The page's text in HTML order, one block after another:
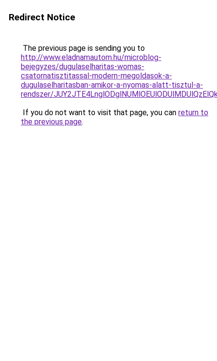
Redirect Notice
The previous page is sending you to
http://www.eladnamautom.hu/microblog-
bejegyzes/dugulaselharitas-womas-
csatornatisztitassal-modern-megoldasok-a-
dugulaselharitasban-amikor-a-nyomas-alatt-tisztul-a-
rendszer/
If you do not want to visit that page, you can return to
the previous page.